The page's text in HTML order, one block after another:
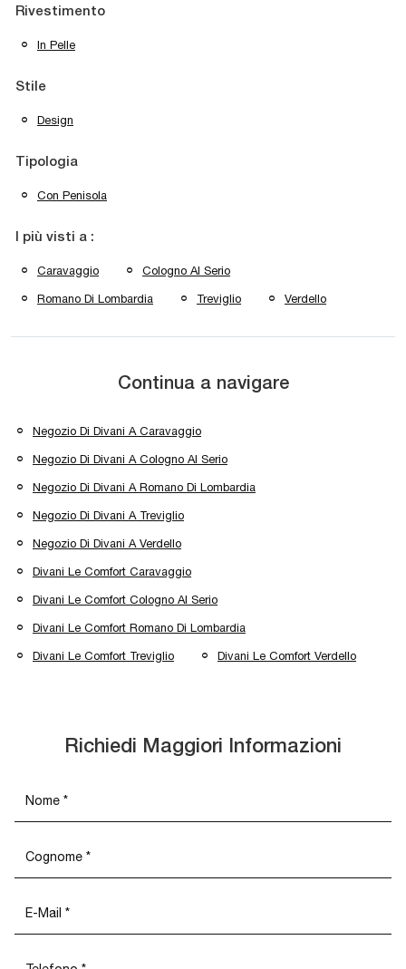
Rivestimento
In Pelle
Stile
Design
Tipologia
Con Penisola
I più visti a :
Caravaggio Cologno Al Serio
Romano Di Lombardia Treviglio Verdello
Continua a navigare
Negozio Di Divani A Caravaggio
Negozio Di Divani A Cologno Al Serio
Negozio Di Divani A Romano Di Lombardia
Negozio Di Divani A Treviglio
Negozio Di Divani A Verdello
Divani Le Comfort Caravaggio
Divani Le Comfort Cologno Al Serio
Divani Le Comfort Romano Di Lombardia
Divani Le Comfort Treviglio Divani Le Comfort Verdello
Richiedi Maggiori Informazioni